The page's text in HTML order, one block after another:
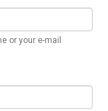
or your e-mail